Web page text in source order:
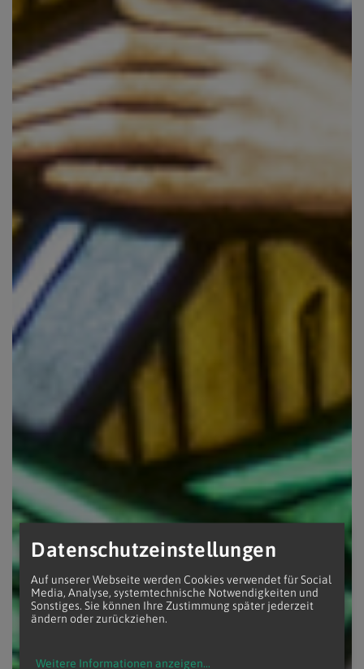
Datenschutzeinstellungen
Auf unserer Webseite werden Cookies verwendet für Social
Media, Analyse, systemtechnische Notwendigkeiten und
Sonstiges. Sie können Ihre Zustimmung später jederzeit
ändern oder zurückziehen.
Weitere Informationen anzeigen...